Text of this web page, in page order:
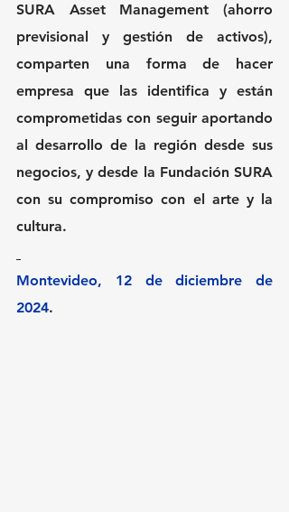
SURA Asset Management (ahorro
previsional y gestión de activos),
comparten una forma de hacer
empresa que las identifica y están
comprometidas con seguir aportando
al desarrollo de la región desde sus
negocios, y desde la Fundación SURA
con su compromiso con el arte y la
cultura.
Montevideo, 12 de diciembre de
2024.